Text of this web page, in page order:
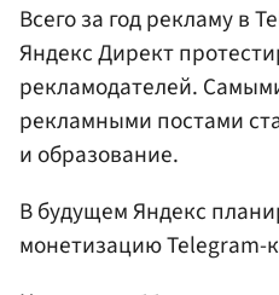
Всего за год рекламу в
Яндекс Директ
рекламодателей.
рекламными постами
и образование.
В будущем Яндекс
монетизацию Telegram-